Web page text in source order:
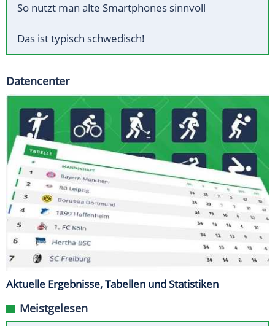
So nutzt man alte Smartphones sinnvoll
Das ist typisch schwedisch!
Datencenter
Aktuelle Ergebnisse, Tabellen und Statistiken
Meistgelesen